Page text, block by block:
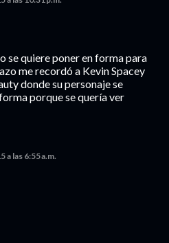
se quiere poner en forma para
me recordó a Kevin Spacey
donde su personaje se
porque se quería ver
a las 6:55 a.m.